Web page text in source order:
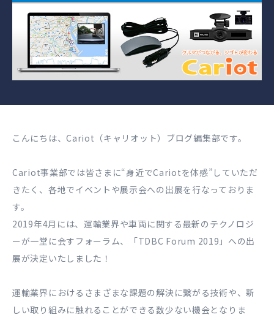
こんにちは、Cariot（キャリオット）ブログ編集部です。
Cariot事業部では皆さまに“身近でCariotを体感”していただ
きたく、各地でイベントや展示会への出展を行なっておりま
す。
2019年4月には、運輸業界や車両に関する最新のテクノロジ
ーが一堂に会すフォーラム、「TDBC Forum 2019」への出
展が決定いたしました！
運輸業界におけるさまざまな課題の解決に繋がる技術や、新
しい取り組みに触れることができる数少ない機会となりま